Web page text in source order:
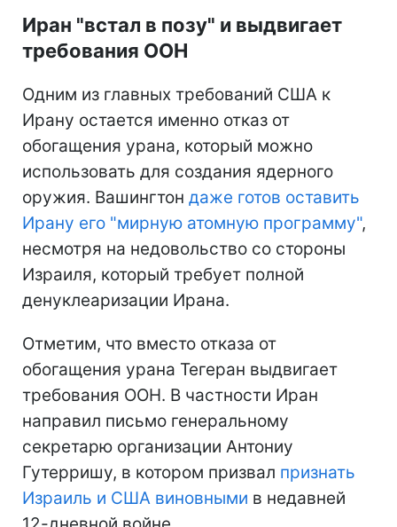
Иран "встал в позу" и выдвигает
требования ООН
Одним из главных требований США к
Ирану остается именно отказ от
обогащения урана, который можно
использовать для создания ядерного
оружия. Вашингтон даже готов оставить
Ирану его "мирную атомную программу",
несмотря на недовольство со стороны
Израиля, который требует полной
денуклеаризации Ирана.
Отметим, что вместо отказа от
обогащения урана Тегеран выдвигает
требования ООН. В частности Иран
направил письмо генеральному
секретарю организации Антониу
Гутерришу, в котором призвал признать
Израиль и США виновными в недавней